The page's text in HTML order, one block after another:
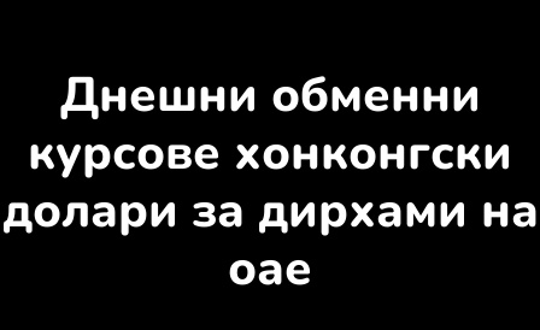
Днешни обменни
курсове хонконгски
долари за дирхами на
оае